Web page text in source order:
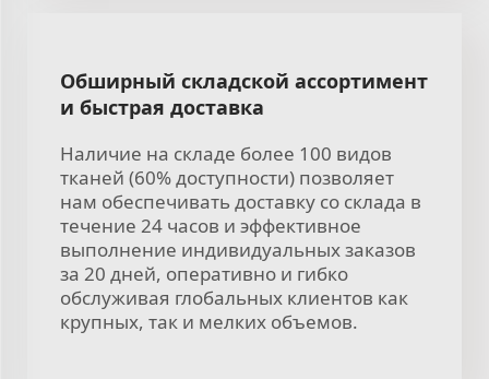
Обширный складской ассортимент
и быстрая доставка
Наличие на складе более 100 видов
тканей (60% доступности) позволяет
нам обеспечивать доставку со склада в
течение 24 часов и эффективное
выполнение индивидуальных заказов
за 20 дней, оперативно и гибко
обслуживая глобальных клиентов как
крупных, так и мелких объемов.